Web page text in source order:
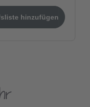
hinzufügen